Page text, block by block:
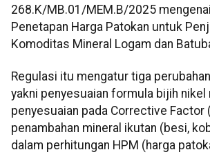
268.K/MB.01/MEM.B/2025
Penetapan Harga Patokan untuk
Komoditas Mineral Logam dan
Regulasi itu mengatur tiga
yakni penyesuaian formula bijih nikel
penyesuaian pada Corrective Factor
penambahan mineral ikutan (besi,
dalam perhitungan HPM (harga